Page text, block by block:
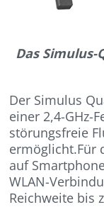
Das
Der Simulus
einer 2,4-GHz-
störungsfreie
ermöglicht.Für
auf
WLAN-
Reichweite bis